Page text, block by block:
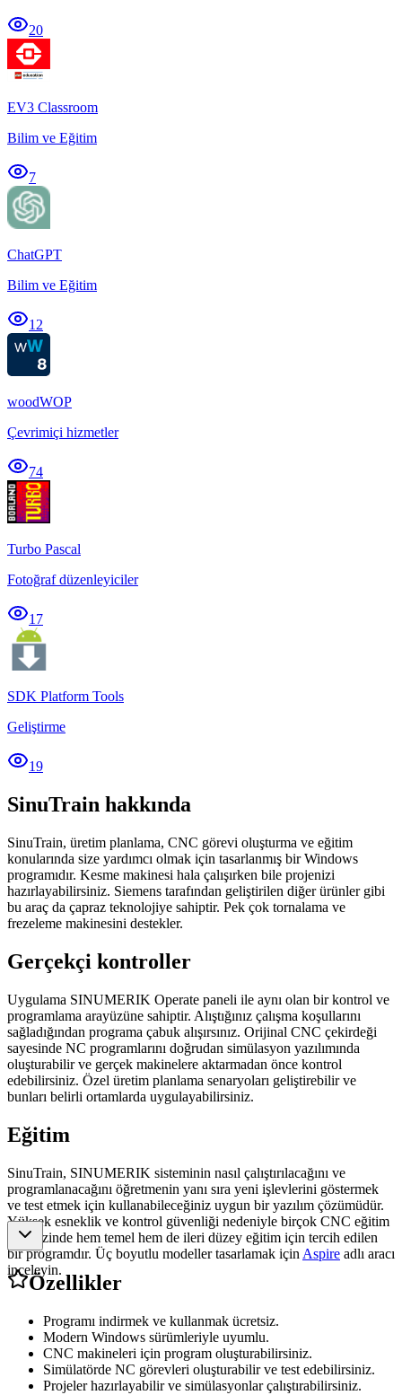
20
EV3 Classroom
Bilim ve Eğitim
7
ChatGPT
Bilim ve Eğitim
12
woodWOP
Çevrimiçi hizmetler
74
Turbo Pascal
Fotoğraf düzenleyiciler
17
SDK Platform Tools
Geliştirme
19
SinuTrain hakkında
SinuTrain, üretim planlama, CNC görevi oluşturma ve eğitim
konularında size yardımcı olmak için tasarlanmış bir Windows
programıdır. Kesme makinesi hala çalışırken bile projenizi
hazırlayabilirsiniz. Siemens tarafından geliştirilen diğer ürünler gibi
bu araç da çapraz teknolojiye sahiptir. Pek çok tornalama ve
frezeleme makinesini destekler.
Gerçekçi kontroller
Uygulama SINUMERIK Operate paneli ile aynı olan bir kontrol ve
programlama arayüzüne sahiptir. Alıştığınız çalışma koşullarını
sağladığından programa çabuk alışırsınız. Orijinal CNC çekirdeği
sayesinde NC programlarını doğrudan simülasyon yazılımında
oluşturabilir ve gerçek makinelere aktarmadan önce kontrol
edebilirsiniz. Özel üretim planlama senaryoları geliştirebilir ve
bunları belirli ortamlarda uygulayabilirsiniz.
Eğitim
SinuTrain, SINUMERIK sisteminin nasıl çalıştırılacağını ve
programlanacağını öğretmenin yanı sıra yeni işlevlerini göstermek
ve test etmek için kullanabileceğiniz uygun bir yazılım çözümüdür.
Yüksek esneklik ve kontrol güvenliği nedeniyle birçok CNC eğitim
merkezinde hem temel hem de ileri düzey eğitim için tercih edilen
bir programdır. Üç boyutlu modeller tasarlamak için Aspire adlı aracı
inceleyin.
Özellikler
Programı indirmek ve kullanmak ücretsiz.
Modern Windows sürümleriyle uyumlu.
CNC makineleri için program oluşturabilirsiniz.
Simülatörde NC görevleri oluşturabilir ve test edebilirsiniz.
Projeler hazırlayabilir ve simülasyonlar çalıştırabilirsiniz.